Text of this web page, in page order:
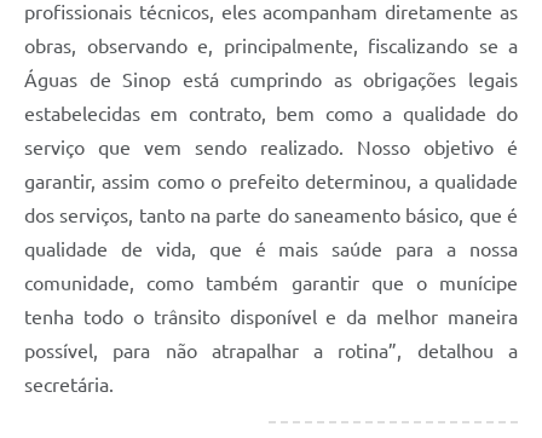
profissionais técnicos, eles acompanham diretamente as
obras, observando e, principalmente, fiscalizando se a
Águas de Sinop está cumprindo as obrigações legais
estabelecidas em contrato, bem como a qualidade do
serviço que vem sendo realizado. Nosso objetivo é
garantir, assim como o prefeito determinou, a qualidade
dos serviços, tanto na parte do saneamento básico, que é
qualidade de vida, que é mais saúde para a nossa
comunidade, como também garantir que o munícipe
tenha todo o trânsito disponível e da melhor maneira
possível, para não atrapalhar a rotina”, detalhou a
secretária.